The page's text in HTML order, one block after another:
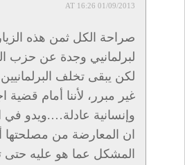
01/09/2013 AT 16:26
صراحة الكل ثمن هذه
لبرلمانيي وجدة عن حزب
لكن يبقى تخلف
غير مبرر، لأننا أمام قضية
وإنسانية عادلة….ويدو في
ان المعارضة من مصلحتها
المشكل عما هو عليه حتى